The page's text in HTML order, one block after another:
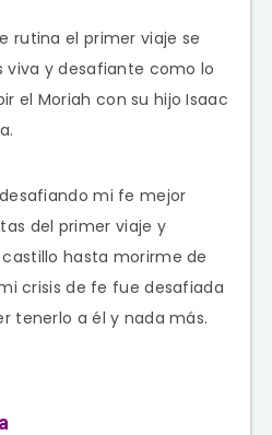
rutina el primer viaje se
viva y desafiante como lo
el Moriah con su hijo Isaac
mi fe mejor
del primer viaje y
hasta morirme de
crisis de fe fue desafiada
tenerlo a él y nada más.